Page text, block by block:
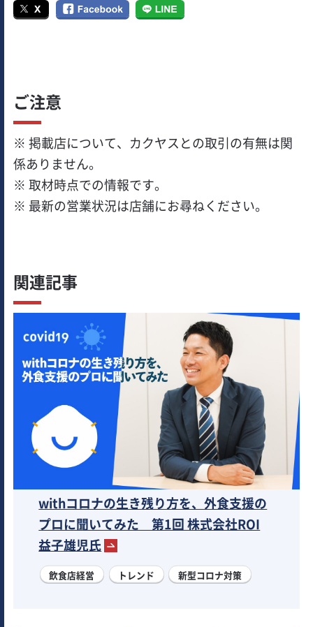
ご注意
※ 掲載店について、カクヤスとの取引の有無は関
係ありません。
※ 取材時点での情報です。
※ 最新の営業状況は店舗にお尋ねください。
関連記事
withコロナの生き残り方を、外食支援の
プロに聞いてみた 第1回 株式会社ROI
益子雄児氏
飲食店経営 トレンド 新型コロナ対策